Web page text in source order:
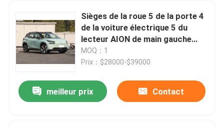
Sièges de la roue 5 de la porte 4
de la voiture électrique 5 du
lecteur AION de main gauche
Aion V plus l'automobile
MOQ：1
Prix：$28000-$39000
meilleur prix Contact